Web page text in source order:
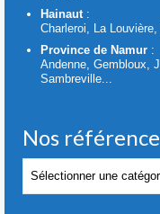
Hainaut :
Charleroi, La
Province de Namur :
Andenne, Gembloux,
Sambreville...
Nos
Nos
références